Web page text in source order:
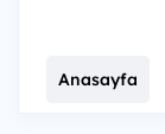
Anasayfa